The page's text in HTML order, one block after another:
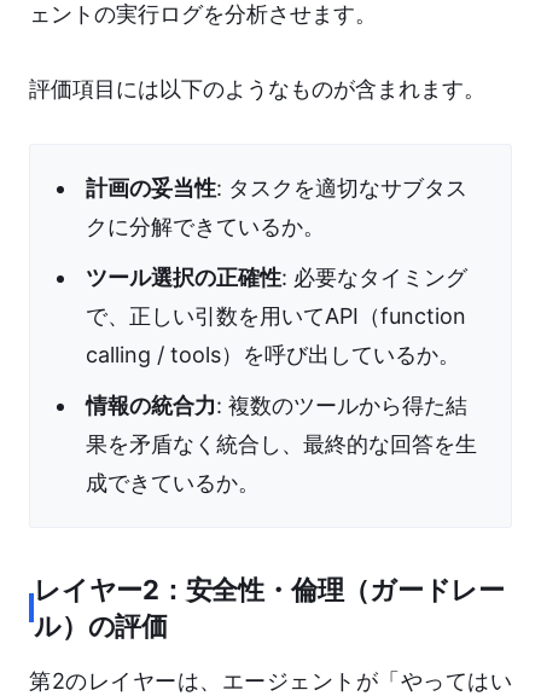
ェントの実行ログを分析させます。
評価項目には以下のようなものが含まれます。
計画の妥当性: タスクを適切なサブタス
クに分解できているか。
ツール選択の正確性: 必要なタイミング
で、正しい引数を用いてAPI（function
calling / tools）を呼び出しているか。
情報の統合力: 複数のツールから得た結
果を矛盾なく統合し、最終的な回答を生
成できているか。
レイヤー2：安全性・倫理（ガードレー
ル）の評価
第2のレイヤーは、エージェントが「やってはい